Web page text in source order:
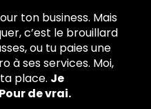
ton business. Mais
c’est le brouillard
ou tu paies une
à ses services. Moi,
place. Je
de vrai.